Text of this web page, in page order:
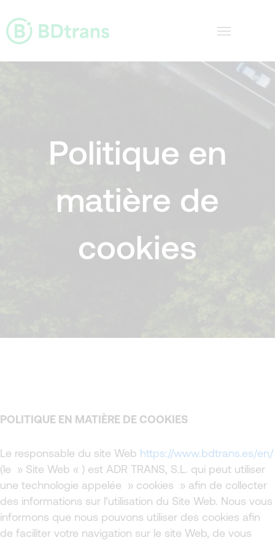
au
contenu
Politique en
matière de
cookies
POLITIQUE EN MATIÈRE DE COOKIES
Le responsable du site Web https://www.bdtrans.es/en/
(le » Site Web « ) est ADR TRANS, S.L. qui peut utiliser
une technologie appelée » cookies » afin de collecter
des informations sur l’utilisation du Site Web. Nous vous
informons que nous pouvons utiliser des cookies afin
de faciliter votre navigation sur le site Web, de vous